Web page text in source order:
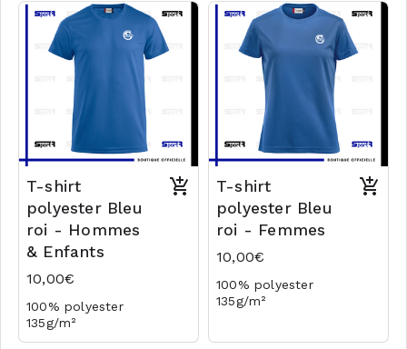
T-shirt
polyester Bleu
roi - Hommes
& Enfants
10,00€
100% polyester
135g/m²
Logo coeur en transfert
T-shirt
polyester Bleu
roi - Femmes
10,00€
100% polyester
135g/m²